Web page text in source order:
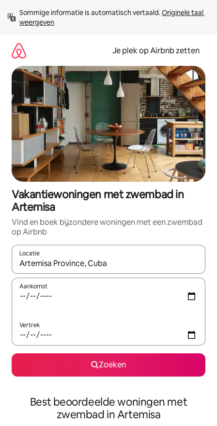
direct
naar
Sommige informatie is automatisch vertaald. Originele taal
weergeven
Je plek op Airbnb zetten
Vakantiewoningen met zwembad in
Artemisa
Vind en boek bijzondere woningen met een zwembad
op Airbnb
Locatie
Wanneer er resultaten beschikbaar zijn, maak je een keuze
Aankomst
Vertrek
Zoeken
Best beoordeelde woningen met
zwembad in Artemisa